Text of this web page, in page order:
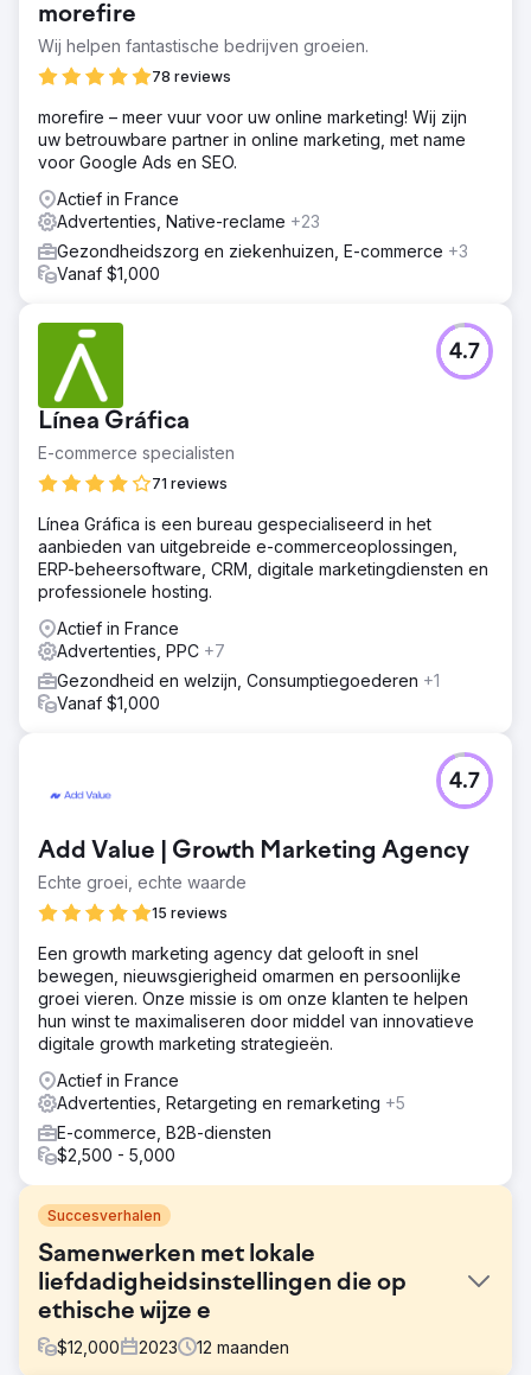
morefire
Wij helpen fantastische bedrijven groeien.
78 reviews
morefire – meer vuur voor uw online marketing! Wij zijn
uw betrouwbare partner in online marketing, met name
voor Google Ads en SEO.
Actief in France
Advertenties, Native-reclame +23
Gezondheidszorg en ziekenhuizen, E-commerce +3
Vanaf $1,000
Línea Gráfica
E-commerce specialisten
71 reviews
4.7
Línea Gráfica is een bureau gespecialiseerd in het
aanbieden van uitgebreide e-commerceoplossingen,
ERP-beheersoftware, CRM, digitale marketingdiensten en
professionele hosting.
Actief in France
Advertenties, PPC +7
Gezondheid en welzijn, Consumptiegoederen +1
Vanaf $1,000
Add Value | Growth Marketing Agency
Echte groei, echte waarde
15 reviews
4.7
Een growth marketing agency dat gelooft in snel
bewegen, nieuwsgierigheid omarmen en persoonlijke
groei vieren. Onze missie is om onze klanten te helpen
hun winst te maximaliseren door middel van innovatieve
digitale growth marketing strategieën.
Actief in France
Advertenties, Retargeting en remarketing +5
E-commerce, B2B-diensten
$2,500 - 5,000
Succesverhalen
Samenwerken met lokale
liefdadigheidsinstellingen die op
ethische wijze e
$12,000 2023 12 maanden